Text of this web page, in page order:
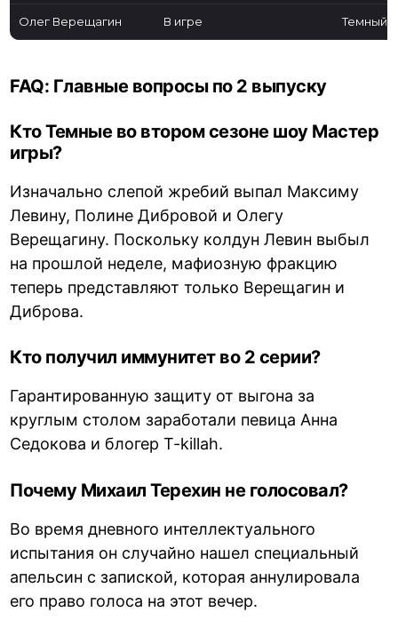
Олег Верещагин В игре Темный
FAQ: Главные вопросы по 2 выпуску
Кто Темные во втором сезоне шоу Мастер
игры?
Изначально слепой жребий выпал Максиму
Левину, Полине Дибровой и Олегу
Верещагину. Поскольку колдун Левин выбыл
на прошлой неделе, мафиозную фракцию
теперь представляют только Верещагин и
Диброва.
Кто получил иммунитет во 2 серии?
Гарантированную защиту от выгона за
круглым столом заработали певица Анна
Седокова и блогер T-killah.
Почему Михаил Терехин не голосовал?
Во время дневного интеллектуального
испытания он случайно нашел специальный
апельсин с запиской, которая аннулировала
его право голоса на этот вечер.